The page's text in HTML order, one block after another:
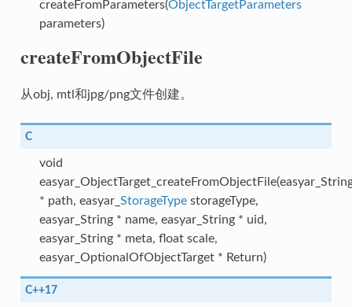
createFromParameters(ObjectTargetParameters
parameters)
createFromObjectFile
从obj, mtl和jpg/png文件创建。
C
void
* path, easyar_ StorageTypestorageType,
easyar_String * name, easyar_String * uid,
easyar_String * meta, float scale,
easyar_OptionalOfObjectTarget * Return)
C++17